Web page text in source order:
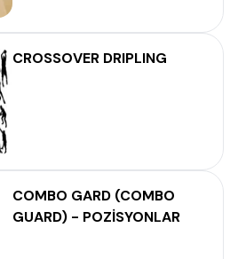
CROSSOVER DRIPLING
COMBO GARD (COMBO
GUARD) - POZİSYONLAR